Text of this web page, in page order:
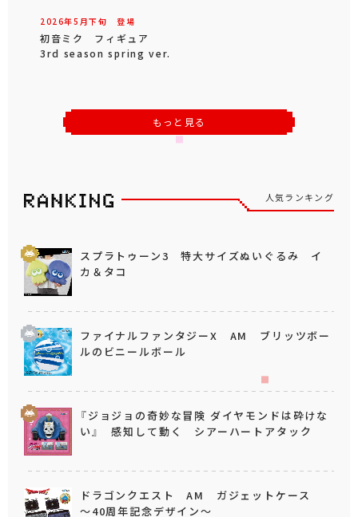
2026年5 月下旬 登場
初音ミク フィギュア
3rd season spring ver.
もっと見る
人気ランキング
スプラトゥーン3 特大サイズぬいぐるみ イ
カ＆タコ
ファイナルファンタジーX AM ブリッツボー
ルのビニールボール
『ジョジョの奇妙な冒険 ダイヤモンドは砕けな
い』 感知して動く シアーハートアタック
ドラゴンクエスト AM ガジェットケース
～40周年記念デザイン～